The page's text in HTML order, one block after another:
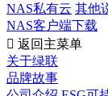
NAS私有云 其他
NAS客户端下载
 返回主菜单
关于绿联
品牌故事